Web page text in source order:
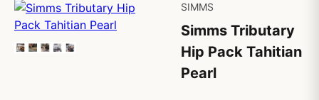
SIMMS
Simms Tributary
Hip Pack Tahitian
Pearl